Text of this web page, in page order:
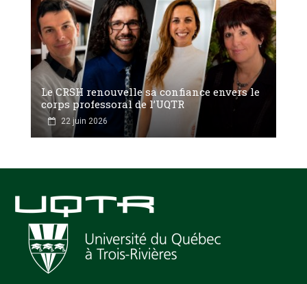
Le CRSH renouvelle sa confiance envers le
corps professoral de l’UQTR
22 juin 2026